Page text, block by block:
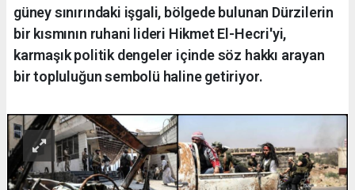
güney sınırındaki işgali, bölgede bulunan Dürzilerin
bir kısmının ruhani lideri Hikmet El-Hecri'yi,
karmaşık politik dengeler içinde söz hakkı arayan
bir topluluğun sembolü haline getiriyor.